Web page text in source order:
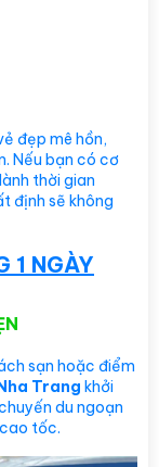
đẹp mê hồn,
Nếu bạn có cơ
thời gian
định sẽ không
1 NGÀY
sạn hoặc điểm
Trang khởi
du ngoạn
tốc.